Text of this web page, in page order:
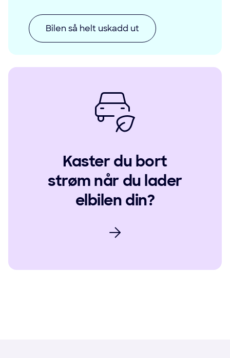
Bilen så helt uskadd ut
Kaster du bort
strøm når du lader
elbilen din?